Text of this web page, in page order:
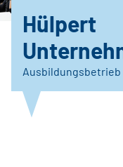
Hülpert
Ausbildungsbetrieb